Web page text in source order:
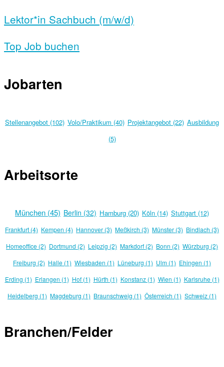
Lektor*in Sachbuch (m/w/d)
Top Job buchen
Jobarten
Stellenangebot (102) Volo/Praktikum (40) Projektangebot (22) Ausbildung
(5)
Arbeitsorte
München (45) Berlin (32) Hamburg (20) Köln (14) Stuttgart (12)
Frankfurt (4) Kempen (4) Hannover (3) Meßkirch (3) Münster (3) Bindlach (3)
Homeoffice (2) Dortmund (2) Leipzig (2) Markdorf (2) Bonn (2) Würzburg (2)
Freiburg (2) Halle (1) Wiesbaden (1) Lüneburg (1) Ulm (1) Ehingen (1)
Erding (1) Erlangen (1) Hof (1) Hürth (1) Konstanz (1) Wien (1) Karlsruhe (1)
Heidelberg (1) Magdeburg (1) Braunschweig (1) Österreich (1) Schweiz (1)
Branchen/Felder